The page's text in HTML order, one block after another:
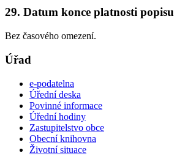
29. Datum konce platnosti popisu
Bez časového omezení.
Úřad
e-podatelna
Úřední deska
Povinné informace
Úřední hodiny
Zastupitelstvo obce
Obecní knihovna
Životní situace